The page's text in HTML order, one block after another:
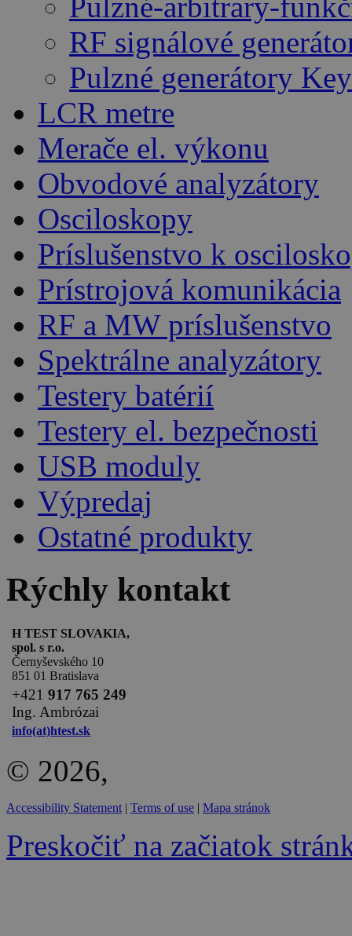
RF signálové
Pulzné generátory
LCR metre
Merače el. výkonu
Obvodové analyzátory
Osciloskopy
Príslušenstvo k
Prístrojová komunikácia
RF a MW príslušenstvo
Spektrálne analyzátory
Testery batérií
Testery el. bezpečnosti
USB moduly
Výpredaj
Ostatné produkty
Rýchly kontakt
H TEST SLOVAKIA,
spol. s r.o.
Černyševského 10
851 01 Bratislava
+421 917 765 249
Ing. Ambrózai
info(at)htest.sk
© 2026,
Accessibility Statement | Terms of use | Mapa stránok
Preskočiť na začiatok